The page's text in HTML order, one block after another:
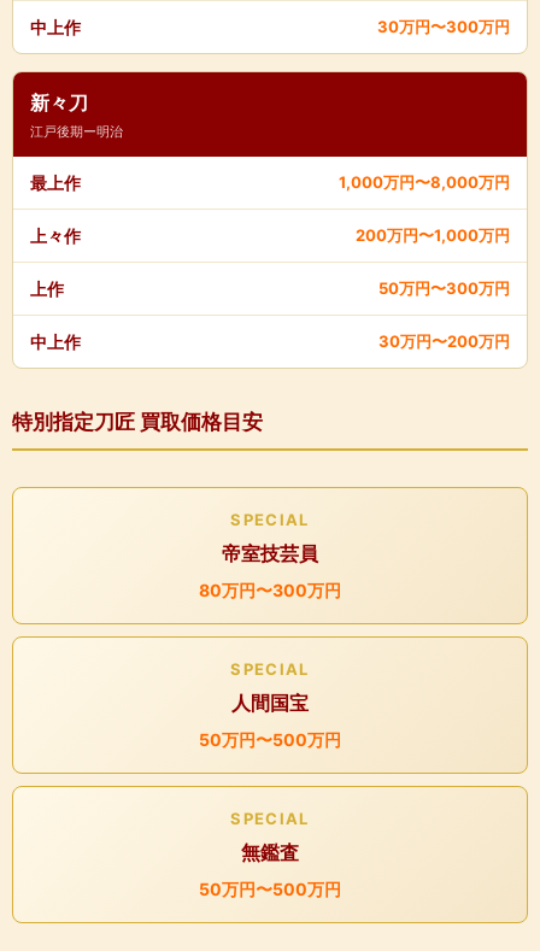
中上作 30万円〜300万円
新々刀
江戸後期ー明治
最上作 1,000万円〜8,000万円
上々作 200万円〜1,000万円
上作 50万円〜300万円
中上作 30万円〜200万円
特別指定刀匠 買取価格目安
SPECIAL
帝室技芸員
80万円〜300万円
SPECIAL
人間国宝
50万円〜500万円
SPECIAL
無鑑査
50万円〜500万円